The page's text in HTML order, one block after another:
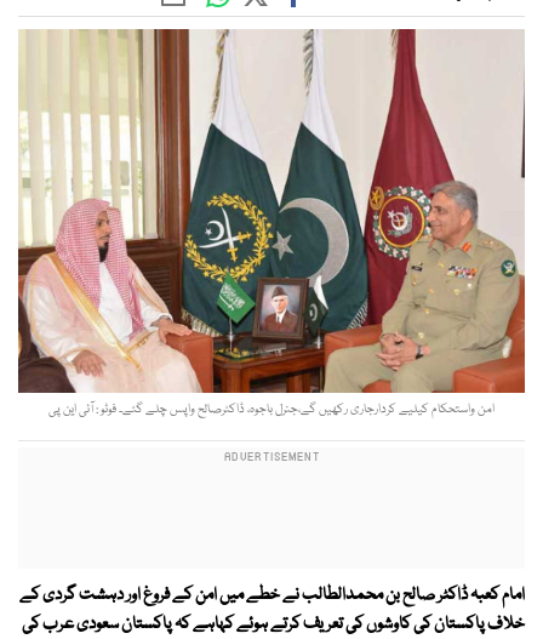
امن واستحکام کیلیے کردارجاری رکھیں گے،جنرل باجوہ، ڈاکٹرصالح واپس چلے گئے۔ فوٹو : آئی این پی
امام کعبہ ڈاکٹر صالح بن محمدالطالب نے خطے میں امن کے فروغ اور دہشت گردی کے
خلاف پاکستان کی کاوشوں کی تعریف کرتے ہوئے کہاہے کہ پاکستان سعودی عرب کی